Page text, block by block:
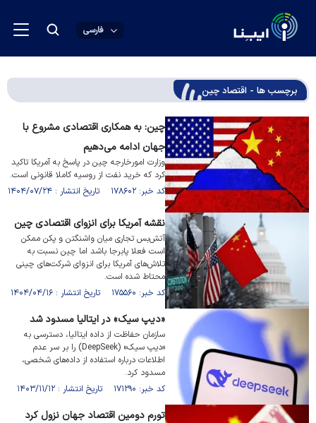
فارسی
برچسب ها - اقتصاد چین
چین: به همکاری‌ اقتصادی مشروع با
جهان ادامه می‌دهیم
وزارت امورخارجه چین در پاسخ به آمریکا تاکید
کرد که خرید نفت از روسیه کاملا قانونی است.
کد خبر: ۱۷۸۶۰۲ تاریخ انتشار : ۱۴۰۴/۰۷/۲۴
نقشه آمریکا برای انزوای اقتصادی چین
آتش‌بس تجاری میان واشنگتن و پکن ممکن
است فعلا پابرجا باشد اما چین نسبت به
تلاش‌های آمریکا برای انزوای شرکت‌های چینی
محتاط شده است.
کد خبر: ۱۷۵۵۶۰ تاریخ انتشار : ۱۴۰۴/۰۴/۱۶
«دیپ سیک» در ایتالیا مسدود شد
سازمان حفاظت از داده ایتالیا، دسترسی به
«دیپ سیک» (DeepSeek) را بر سر عدم
اطلاعات درباره استفاده از داده‌های شخصی،
مسدود کرد.
کد خبر: ۱۷۱۲۹۰ تاریخ انتشار : ۱۴۰۳/۱۱/۱۲
تورم دومین اقتصاد جهان نزول کرد